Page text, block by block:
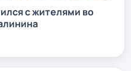
с жителями во